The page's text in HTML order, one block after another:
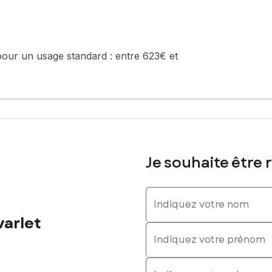
de 520 lots (les charges courantes annuelles moyennes de
de la construction et de l'habitation).
un usage standard : entre 623€ et
Je souhaite être
Indiquez votre nom
Indiquez votre prénom
E-mail